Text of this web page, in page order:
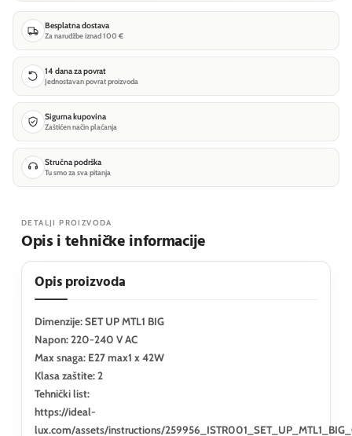
Besplatna dostava
Za narudžbe iznad 100 €
14 dana za povrat
Jednostavan povrat proizvoda
Sigurna kupovina
Zaštićen način plaćanja
Stručna podrška
Tu smo za sva pitanja
DETALJI PROIZVODA
Opis i tehničke informacije
Opis proizvoda
Dimenzije: SET UP MTL1 BIG
Napon: 220-240 V AC
Max snaga: E27 max1 x 42W
Klasa zaštite: 2
Tehnički list:
https://ideal-
lux.com/assets/instructions/